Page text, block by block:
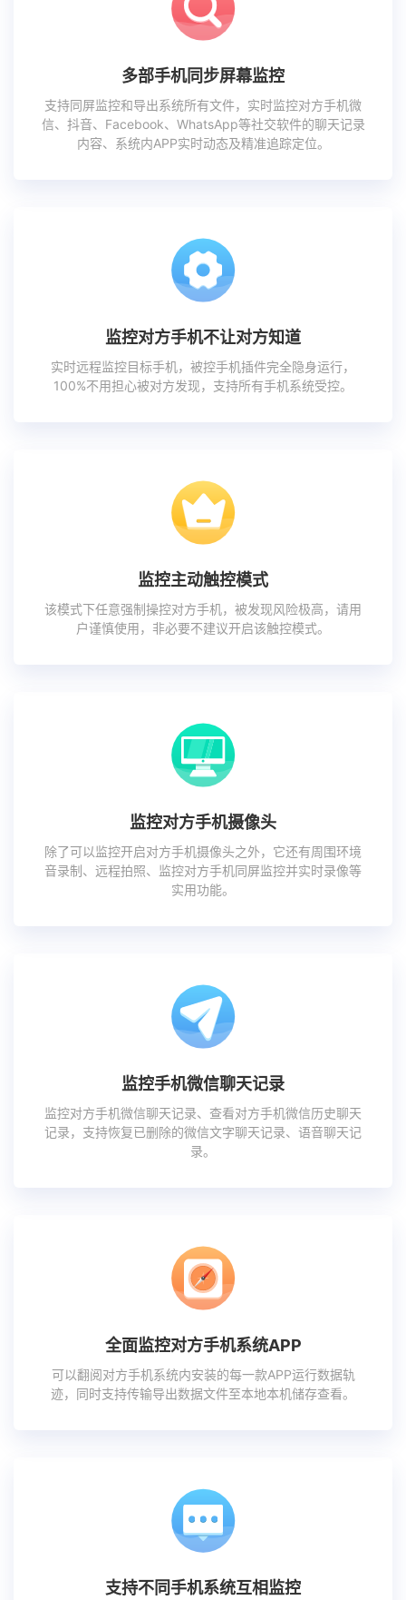
多部手机同步屏幕监控
支持同屏监控和导出系统所有文件，实时监控对方手机微
信、抖音、Facebook、WhatsApp等社交软件的聊天记录
内容、系统内APP实时动态及精准追踪定位。
监控对方手机不让对方知道
实时远程监控目标手机，被控手机插件完全隐身运行，
100%不用担心被对方发现，支持所有手机系统受控。
监控主动触控模式
该模式下任意强制操控对方手机，被发现风险极高，请用
户谨慎使用，非必要不建议开启该触控模式。
监控对方手机摄像头
除了可以监控开启对方手机摄像头之外，它还有周围环境
音录制、远程拍照、监控对方手机同屏监控并实时录像等
实用功能。
监控手机微信聊天记录
监控对方手机微信聊天记录、查看对方手机微信历史聊天
记录，支持恢复已删除的微信文字聊天记录、语音聊天记
录。
全面监控对方手机系统APP
可以翻阅对方手机系统内安装的每一款APP运行数据轨
迹，同时支持传输导出数据文件至本地本机储存查看。
支持不同手机系统互相监控